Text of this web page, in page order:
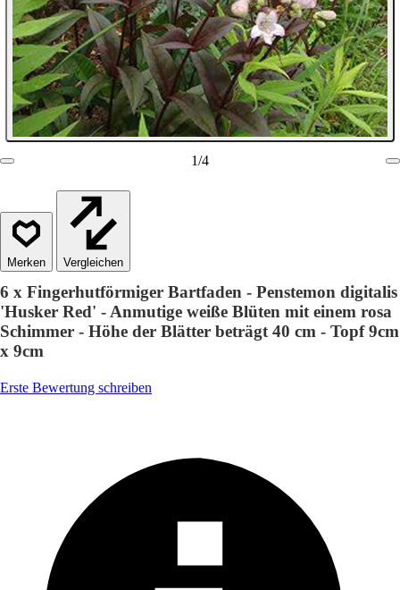
1/4
Vergleichen
6 x Fingerhutförmiger Bartfaden - Penstemon digitalis
'Husker Red' - Anmutige weiße Blüten mit einem rosa
Schimmer - Höhe der Blätter beträgt 40 cm - Topf 9cm
x 9cm
Erste Bewertung schreiben